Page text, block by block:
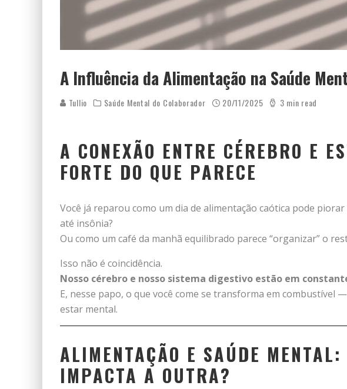
A Influência da Alimentação na Saúde
Tullio Saúde Mental do Colaborador 20/11/2025 3 min read
A CONEXÃO ENTRE CÉREBRO E
FORTE DO QUE PARECE
Você já reparou como um dia de alimentação caótica pode
até insônia?
Ou como um café da manhã equilibrado parece “organizar” o
Isso não é coincidência.
Nosso cérebro e nosso sistema digestivo estão em
E, nesse papo, o que você come se transforma em
estar mental.
ALIMENTAÇÃO E SAÚDE MENTAL:
IMPACTA A OUTRA?